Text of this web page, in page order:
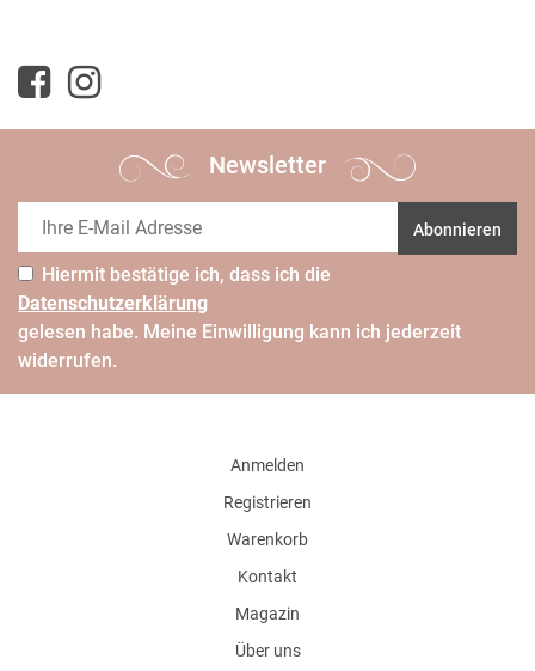
Newsletter
Abonnieren
Hiermit bestätige ich, dass ich die
Daten­schutz­erklärung
gelesen habe. Meine Einwilligung kann ich jederzeit
widerrufen.
Anmelden
Registrieren
Warenkorb
Kontakt
Magazin
Über uns